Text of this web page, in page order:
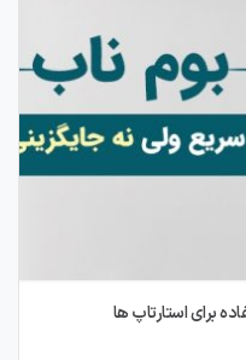
برای استارتاپ ها